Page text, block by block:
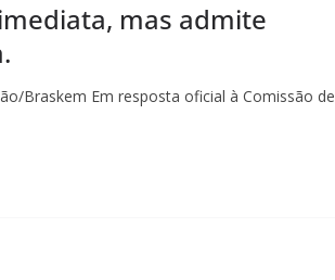
mas admite
Braskem Em resposta oficial à Comissão de